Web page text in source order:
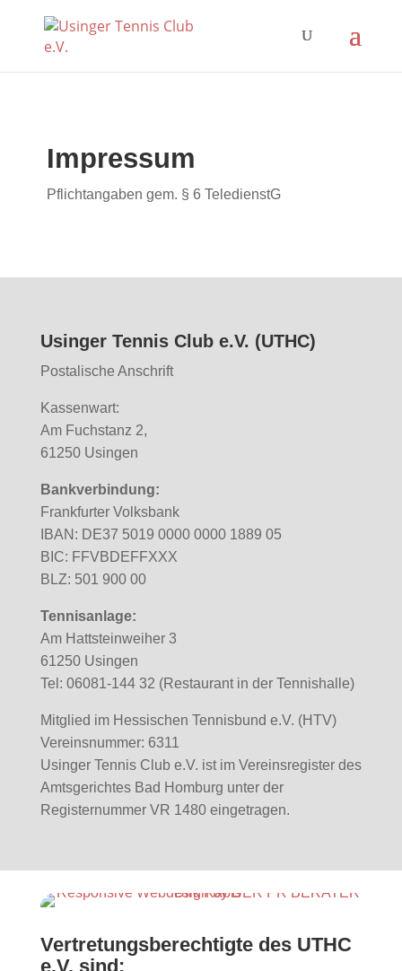
Impressum
Pflichtangaben gem. § 6 TeledienstG
Usinger Tennis Club e.V. (UTHC)
Postalische Anschrift
Kassenwart:
Am Fuchstanz 2,
61250 Usingen
Bankverbindung:
Frankfurter Volksbank
IBAN: DE37 5019 0000 0000 1889 05
BIC: FFVBDEFFXXX
BLZ: 501 900 00
Tennisanlage:
Am Hattsteinweiher 3
61250 Usingen
Tel: 06081-144 32 (Restaurant in der Tennishalle)
Mitglied im Hessischen Tennisbund e.V. (HTV)
Vereinsnummer: 6311
Usinger Tennis Club e.V. ist im Vereinsregister des
Amtsgerichtes Bad Homburg unter der
Registernummer VR 1480 eingetragen.
Vertretungsberechtigte des UTHC
e.V. sind: